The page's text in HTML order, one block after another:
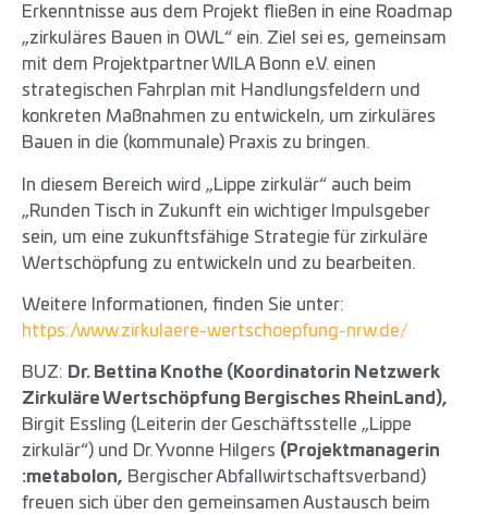
Erkenntnisse aus dem Projekt fließen in eine Roadmap
„zirkuläres Bauen in OWL“ ein. Ziel sei es, gemeinsam
mit dem Projektpartner WILA Bonn e.V. einen
strategischen Fahrplan mit Handlungsfeldern und
konkreten Maßnahmen zu entwickeln, um zirkuläres
Bauen in die (kommunale) Praxis zu bringen.
In diesem Bereich wird „Lippe zirkulär“ auch beim
„Runden Tisch in Zukunft ein wichtiger Impulsgeber
sein, um eine zukunftsfähige Strategie für zirkuläre
Wertschöpfung zu entwickeln und zu bearbeiten.
Weitere Informationen, finden Sie unter:
https://www.zirkulaere-wertschoepfung-nrw.de/
BUZ: Dr. Bettina Knothe (Koordinatorin Netzwerk
Zirkuläre Wertschöpfung Bergisches RheinLand),
Birgit Essling (Leiterin der Geschäftsstelle „Lippe
zirkulär“) und Dr. Yvonne Hilgers (Projektmanagerin
:metabolon, Bergischer Abfallwirtschaftsverband)
freuen sich über den gemeinsamen Austausch beim